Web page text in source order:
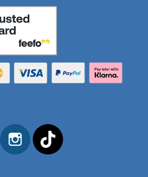
YouTubeInstagram